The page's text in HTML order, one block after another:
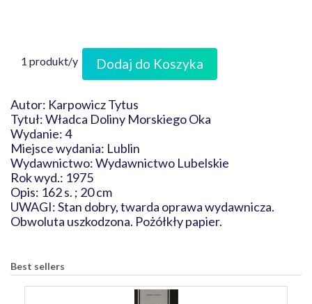
1 produkt/y Dodaj do Koszyka
Autor: Karpowicz Tytus
Tytuł: Władca Doliny Morskiego Oka
Wydanie: 4
Miejsce wydania: Lublin
Wydawnictwo: Wydawnictwo Lubelskie
Rok wyd.: 1975
Opis: 162 s. ; 20 cm
UWAGI: Stan dobry, twarda oprawa wydawnicza.
Obwoluta uszkodzona. Pożółkły papier.
Best sellers